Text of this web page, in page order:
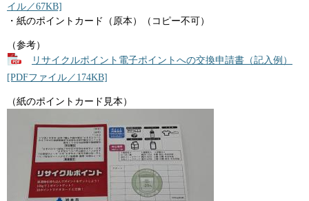
イル／67KB]
・紙のポイントカード（原本）（コピー不可）
（参考）
リサイクルポイント電子ポイントへの交換申請書（記入例）
[PDFファイル／174KB]
（紙のポイントカード見本）